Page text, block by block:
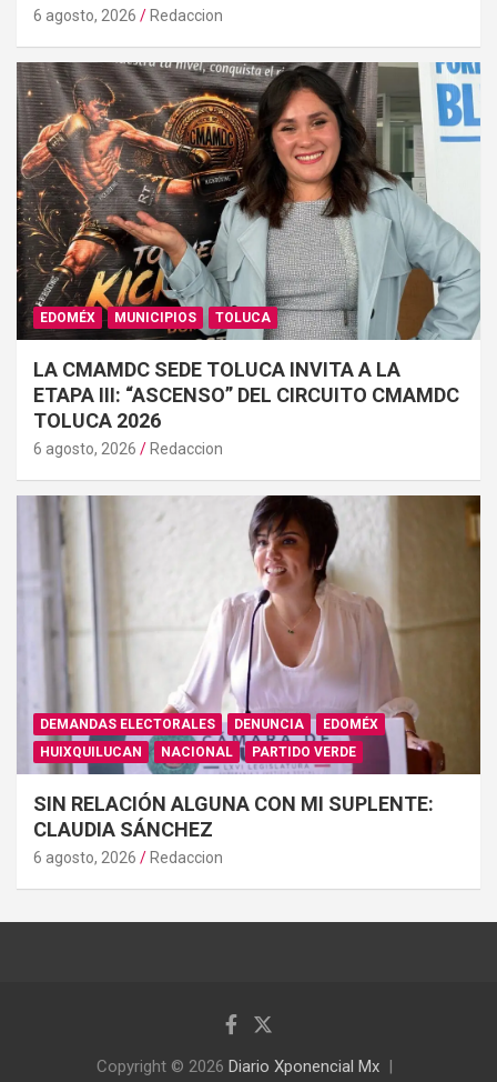
6 agosto, 2026 Redaccion
EDOMÉX MUNICIPIOS TOLUCA
LA CMAMDC SEDE TOLUCA INVITA A LA
ETAPA III: “ASCENSO” DEL CIRCUITO CMAMDC
TOLUCA 2026
6 agosto, 2026 Redaccion
DEMANDAS ELECTORALES DENUNCIA
EDOMÉX
HUIXQUILUCAN
NACIONAL PARTIDO VERDE
SIN RELACIÓN ALGUNA CON MI SUPLENTE:
CLAUDIA SÁNCHEZ
6 agosto, 2026 Redaccion
Copyright © 2026 Diario Xponencial Mx